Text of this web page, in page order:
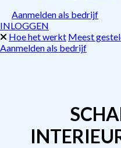
Aanmelden als bedrijf
INLOGGEN
Hoe het werkt Meest
Aanmelden als bedrijf